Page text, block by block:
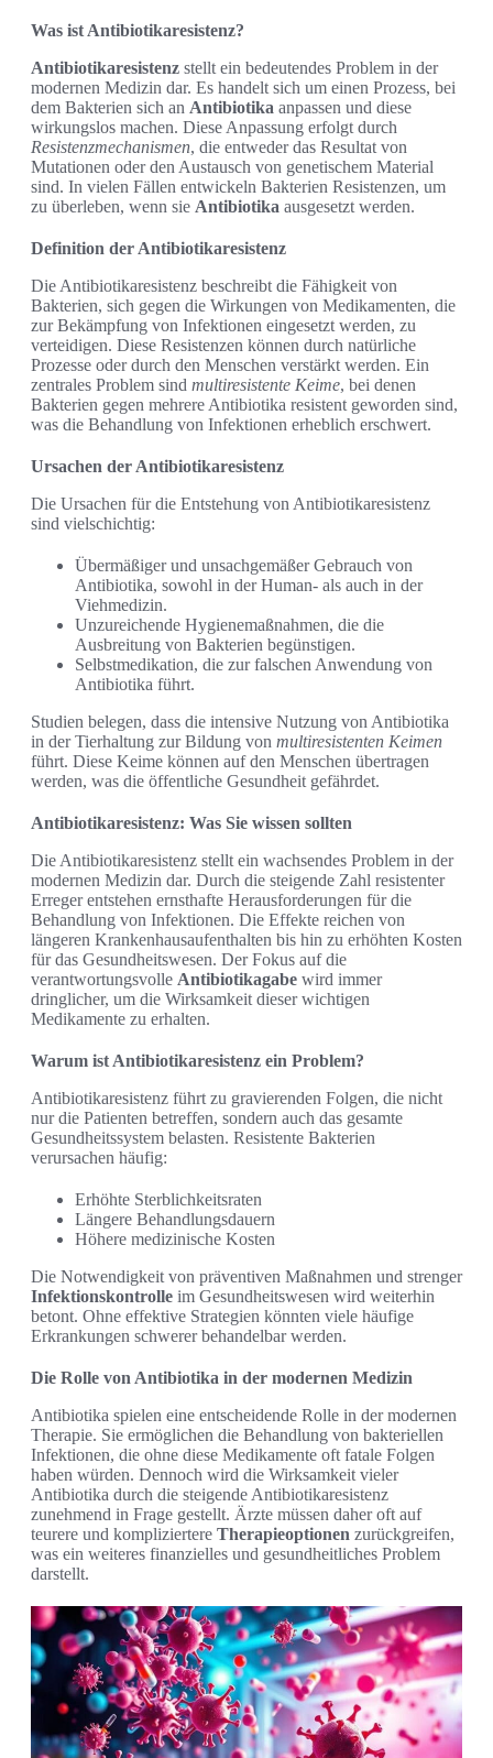
Was ist Antibiotikaresistenz?
Antibiotikaresistenz stellt ein bedeutendes Problem in der
modernen Medizin dar. Es handelt sich um einen Prozess, bei
dem Bakterien sich an Antibiotika anpassen und diese
wirkungslos machen. Diese Anpassung erfolgt durch
Resistenzmechanismen, die entweder das Resultat von
Mutationen oder den Austausch von genetischem Material
sind. In vielen Fällen entwickeln Bakterien Resistenzen, um
zu überleben, wenn sie Antibiotika ausgesetzt werden.
Definition der Antibiotikaresistenz
Die Antibiotikaresistenz beschreibt die Fähigkeit von
Bakterien, sich gegen die Wirkungen von Medikamenten, die
zur Bekämpfung von Infektionen eingesetzt werden, zu
verteidigen. Diese Resistenzen können durch natürliche
Prozesse oder durch den Menschen verstärkt werden. Ein
zentrales Problem sind multiresistente Keime, bei denen
Bakterien gegen mehrere Antibiotika resistent geworden sind,
was die Behandlung von Infektionen erheblich erschwert.
Ursachen der Antibiotikaresistenz
Die Ursachen für die Entstehung von Antibiotikaresistenz
sind vielschichtig:
Übermäßiger und unsachgemäßer Gebrauch von
Antibiotika, sowohl in der Human- als auch in der
Viehmedizin.
Unzureichende Hygienemaßnahmen, die die
Ausbreitung von Bakterien begünstigen.
Selbstmedikation, die zur falschen Anwendung von
Antibiotika führt.
Studien belegen, dass die intensive Nutzung von Antibiotika
in der Tierhaltung zur Bildung von multiresistenten Keimen
führt. Diese Keime können auf den Menschen übertragen
werden, was die öffentliche Gesundheit gefährdet.
Antibiotikaresistenz: Was Sie wissen sollten
Die Antibiotikaresistenz stellt ein wachsendes Problem in der
modernen Medizin dar. Durch die steigende Zahl resistenter
Erreger entstehen ernsthafte Herausforderungen für die
Behandlung von Infektionen. Die Effekte reichen von
längeren Krankenhausaufenthalten bis hin zu erhöhten Kosten
für das Gesundheitswesen. Der Fokus auf die
verantwortungsvolle Antibiotikagabe wird immer
dringlicher, um die Wirksamkeit dieser wichtigen
Medikamente zu erhalten.
Warum ist Antibiotikaresistenz ein Problem?
Antibiotikaresistenz führt zu gravierenden Folgen, die nicht
nur die Patienten betreffen, sondern auch das gesamte
Gesundheitssystem belasten. Resistente Bakterien
verursachen häufig:
Erhöhte Sterblichkeitsraten
Längere Behandlungsdauern
Höhere medizinische Kosten
Die Notwendigkeit von präventiven Maßnahmen und strenger
Infektionskontrolle im Gesundheitswesen wird weiterhin
betont. Ohne effektive Strategien könnten viele häufige
Erkrankungen schwerer behandelbar werden.
Die Rolle von Antibiotika in der modernen Medizin
Antibiotika spielen eine entscheidende Rolle in der modernen
Therapie. Sie ermöglichen die Behandlung von bakteriellen
Infektionen, die ohne diese Medikamente oft fatale Folgen
haben würden. Dennoch wird die Wirksamkeit vieler
Antibiotika durch die steigende Antibiotikaresistenz
zunehmend in Frage gestellt. Ärzte müssen daher oft auf
teurere und kompliziertere Therapieoptionen zurückgreifen,
was ein weiteres finanzielles und gesundheitliches Problem
darstellt.